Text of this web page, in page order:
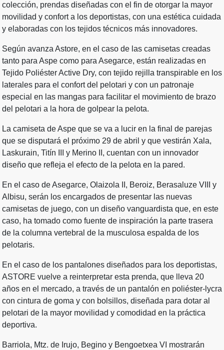
colección, prendas diseñadas con el fin de otorgar la mayor
movilidad y confort a los deportistas, con una estética cuidada
y elaboradas con los tejidos técnicos más innovadores.
Según avanza Astore, en el caso de las camisetas creadas
tanto para Aspe como para Asegarce, están realizadas en
Tejido Poliéster Active Dry, con tejido rejilla transpirable en los
laterales para el confort del pelotari y con un patronaje
especial en las mangas para facilitar el movimiento de brazo
del pelotari a la hora de golpear la pelota.
La camiseta de Aspe que se va a lucir en la final de parejas
que se disputará el próximo 29 de abril y que vestirán Xala,
Laskurain, Titín III y Merino II, cuentan con un innovador
diseño que refleja el efecto de la pelota en la pared.
En el caso de Asegarce, Olaizola II, Beroiz, Berasaluze VIII y
Albisu, serán los encargados de presentar las nuevas
camisetas de juego, con un diseño vanguardista que, en este
caso, ha tomado como fuente de inspiración la parte trasera
de la columna vertebral de la musculosa espalda de los
pelotaris.
En el caso de los pantalones diseñados para los deportistas,
ASTORE vuelve a reinterpretar esta prenda, que lleva 20
años en el mercado, a través de un pantalón en poliéster-lycra
con cintura de goma y con bolsillos, diseñada para dotar al
pelotari de la mayor movilidad y comodidad en la práctica
deportiva.
Barriola, Mtz. de Irujo, Begino y Bengoetxea VI mostrarán